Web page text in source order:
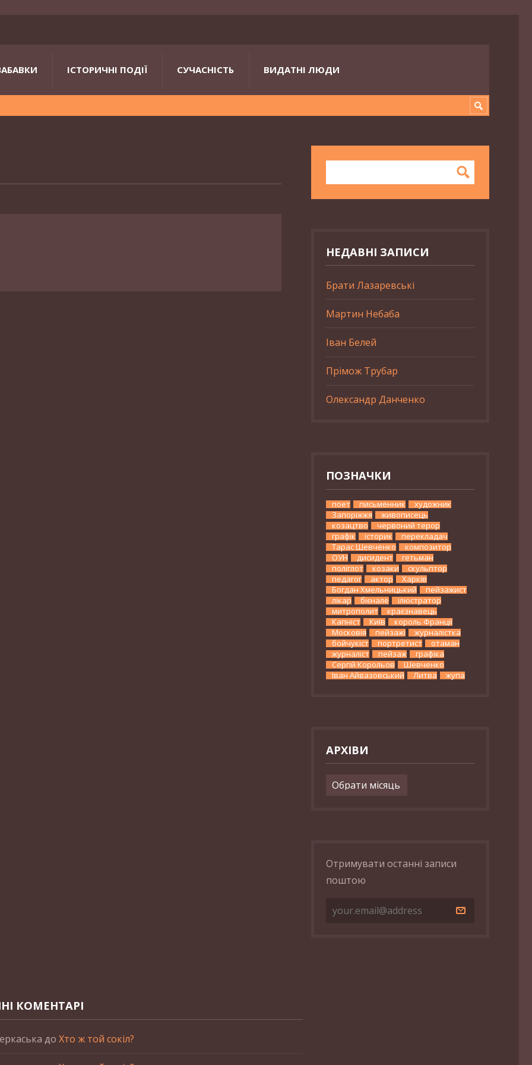
ІСТОРИЧНІ ПОДІЇ СУЧАСНІСТЬ ВИДАТНІ ЛЮДИ
НЕДАВНІ ЗАПИСИ
Брати Лазаревські
Мартин Небаба
Іван Белей
Прімож Трубар
Олександр Данченко
ПОЗНАЧКИ
поет письменник
художник
Запоріжжя
живописець
козацтво
червоний терор
графік
історик
перекладач
Тарас Шевченко
композитор
ОУН
дисидент
гетьман
поліглот
козаки
скульптор
педагог
актор
Харків
Богдан Хмельницький
пейзажист
лікар
бієнале
ілюстратор
митрополит
краєзнавець
Капніст
Київ
король Франції
Московія
пейзажі
журналістка
бойчукіст
портретист
отаман
журналіст
пейзаж
графіка
Сергій Корольов
Шевченко
Іван Айвазовський
Литва жупа
АРХІВИ
Архіви
Отримувати останні записи
поштою
КОМЕНТАРІ
до Хто ж той сокіл?